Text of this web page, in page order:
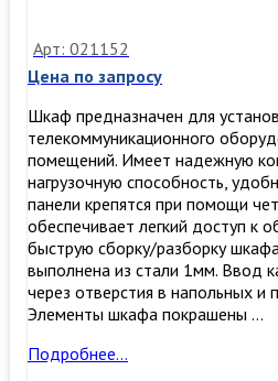
Арт: 021152
Цена по запросу
Шкаф предназначен для
телекоммуникационного
помещений. Имеет надежную
нагрузочную способность,
панели крепятся при помощи
обеспечивает легкий доступ к
быструю сборку/разборку
выполнена из стали 1мм. Ввод
через отверстия в напольных и
Элементы шкафа покрашены …
Шкаф
Подробнее…